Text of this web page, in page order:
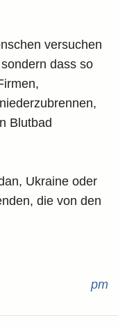
versuchen
dass so
Blutbad
Ukraine oder
die von den
pm